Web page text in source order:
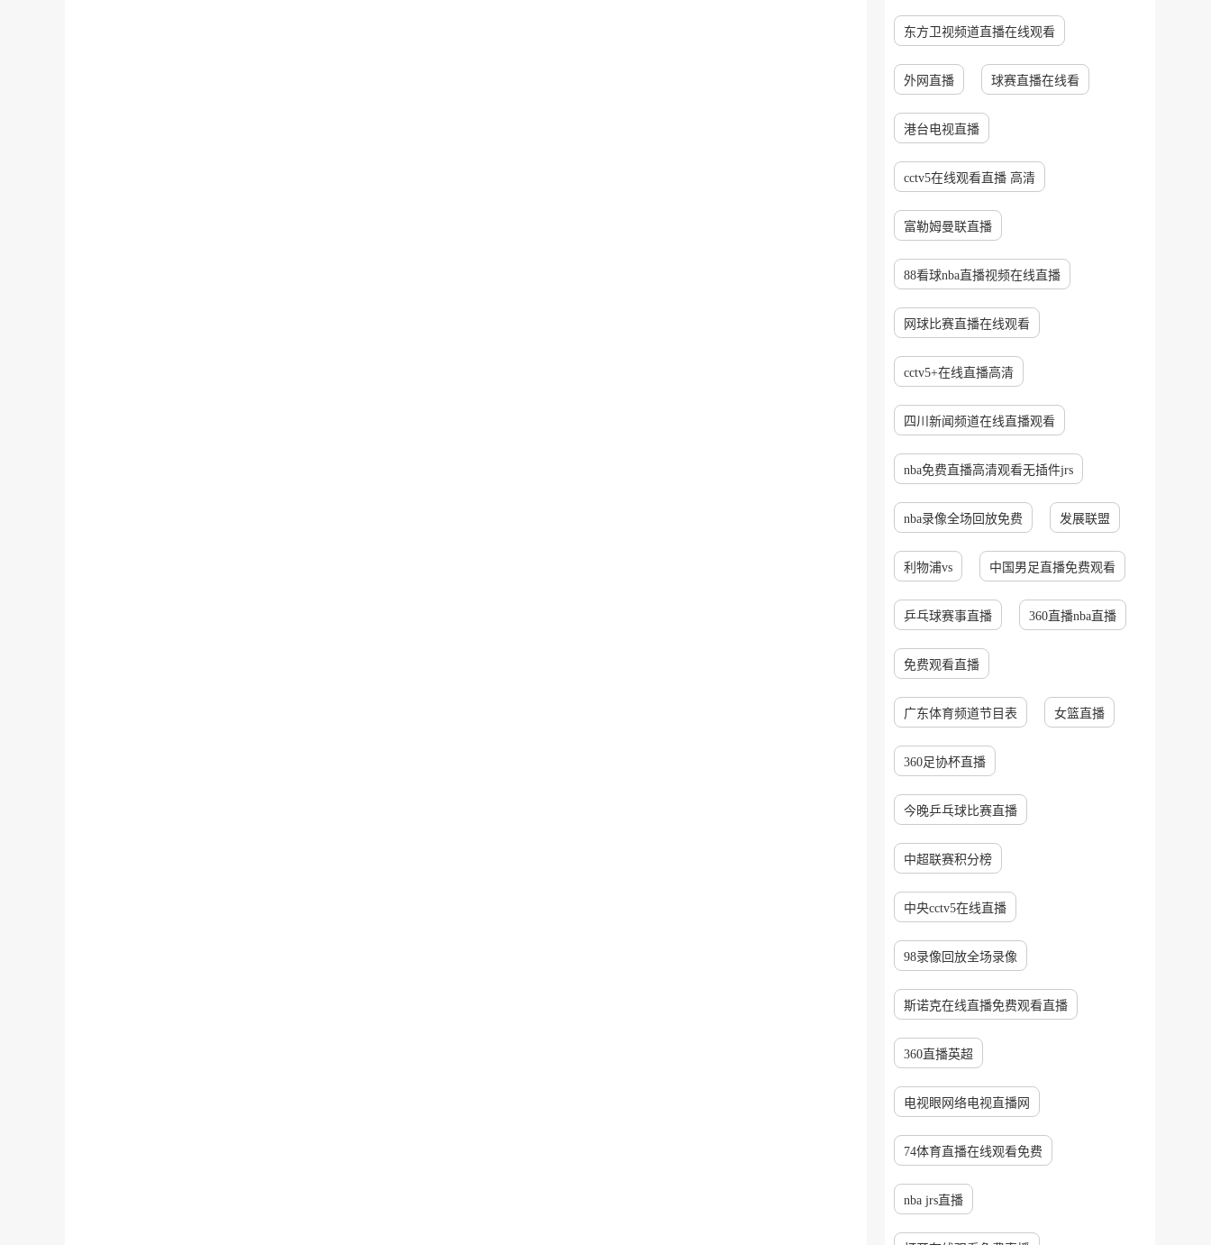
东方卫视频道直播在线观看
外网直播 球赛直播在线看
港台电视直播
cctv5在线观看直播 高清
富勒姆曼联直播
88看球nba直播视频在线直播
网球比赛直播在线观看
cctv5+在线直播高清
四川新闻频道在线直播观看
nba免费直播高清观看无插件jrs
nba录像全场回放免费 发展联盟
利物浦vs 中国男足直播免费观看
乒乓球赛事直播 360直播nba直播
免费观看直播
广东体育频道节目表 女篮直播
360足协杯直播
今晚乒乓球比赛直播
中超联赛积分榜
中央cctv5在线直播
98录像回放全场录像
斯诺克在线直播免费观看直播
360直播英超
电视眼网络电视直播网
74体育直播在线观看免费
nba jrs直播